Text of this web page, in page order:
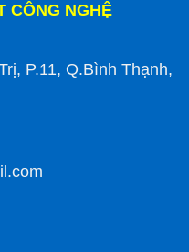
CÔNG NGHỆ
P.11, Q.Bình Thạnh,